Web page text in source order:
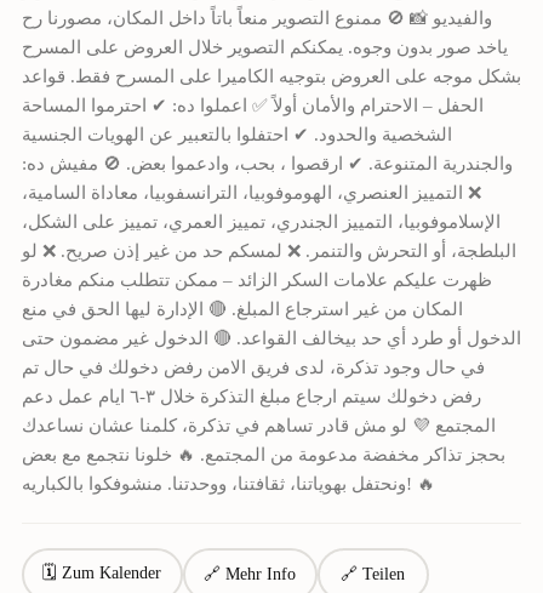
والفيديو 📸 🚫 ممنوع التصوير منعاً باتاً داخل المكان، مصورنا رح
ياخد صور بدون وجوه. يمكنكم التصوير خلال العروض على المسرح
بشكل موجه على العروض بتوجيه الكاميرا على المسرح فقط. قواعد
الحفل – الاحترام والأمان أولاً ✅ اعملوا ده: ✔ احترموا المساحة
الشخصية والحدود. ✔ احتفلوا بالتعبير عن الهويات الجنسية
والجندرية المتنوعة. ✔ ارقصوا ، بحب، وادعموا بعض. 🚫 مفيش ده:
❌ التمييز العنصري، الهوموفوبيا، الترانسفوبيا، معاداة السامية،
الإسلاموفوبيا، التمييز الجندري، تمييز العمري، تمييز على الشكل،
البلطجة، أو التحرش والتنمر. ❌ لمسكم حد من غير إذن صريح. ❌ لو
ظهرت عليكم علامات السكر الزائد – ممكن تتطلب منكم مغادرة
المكان من غير استرجاع المبلغ. 🔴 الإدارة ليها الحق في منع
الدخول أو طرد أي حد بيخالف القواعد. 🔴 الدخول غير مضمون حتى
في حال وجود تذكرة، لدى فريق الامن رفض دخولك في حال تم
رفض دخولك سيتم ارجاع مبلغ التذكرة خلال ٣-٦ ايام عمل دعم
المجتمع 💜 لو مش قادر تساهم في تذكرة، كلمنا عشان نساعدك
بحجز تذاكر مخفضة مدعومة من المجتمع. 🔥 خلونا نتجمع مع بعض
ونحتفل بهوياتنا، ثقافتنا، ووحدتنا. منشوفكوا بالكباريه! 🔥
🗓 Zum Kalender 🔗 Mehr Info 🔗 Teilen